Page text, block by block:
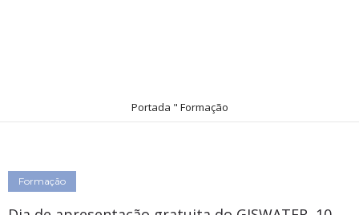
Portada " Formação
Formação